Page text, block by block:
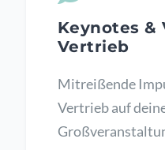
Keynotes &
Vertrieb
Mitreißende
Vertrieb auf